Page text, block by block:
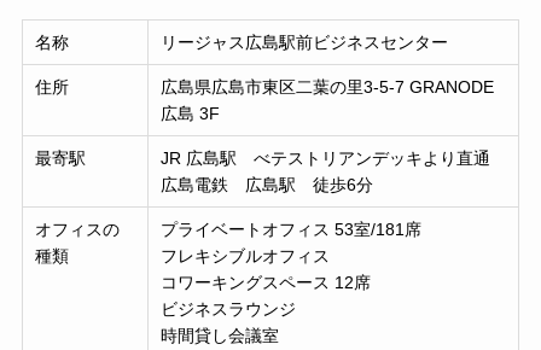
名称 リージャス広島駅前ビジネスセンター
住所
広島県広島市東区二葉の里3-5-7 GRANODE
広島 3F
最寄駅
JR 広島駅 べテストリアンデッキより直通
広島電鉄 広島駅 徒歩6分
オフィスの
種類
プライベートオフィス 53室/181席
フレキシブルオフィス
コワーキングスペース 12席
ビジネスラウンジ
時間貸し会議室